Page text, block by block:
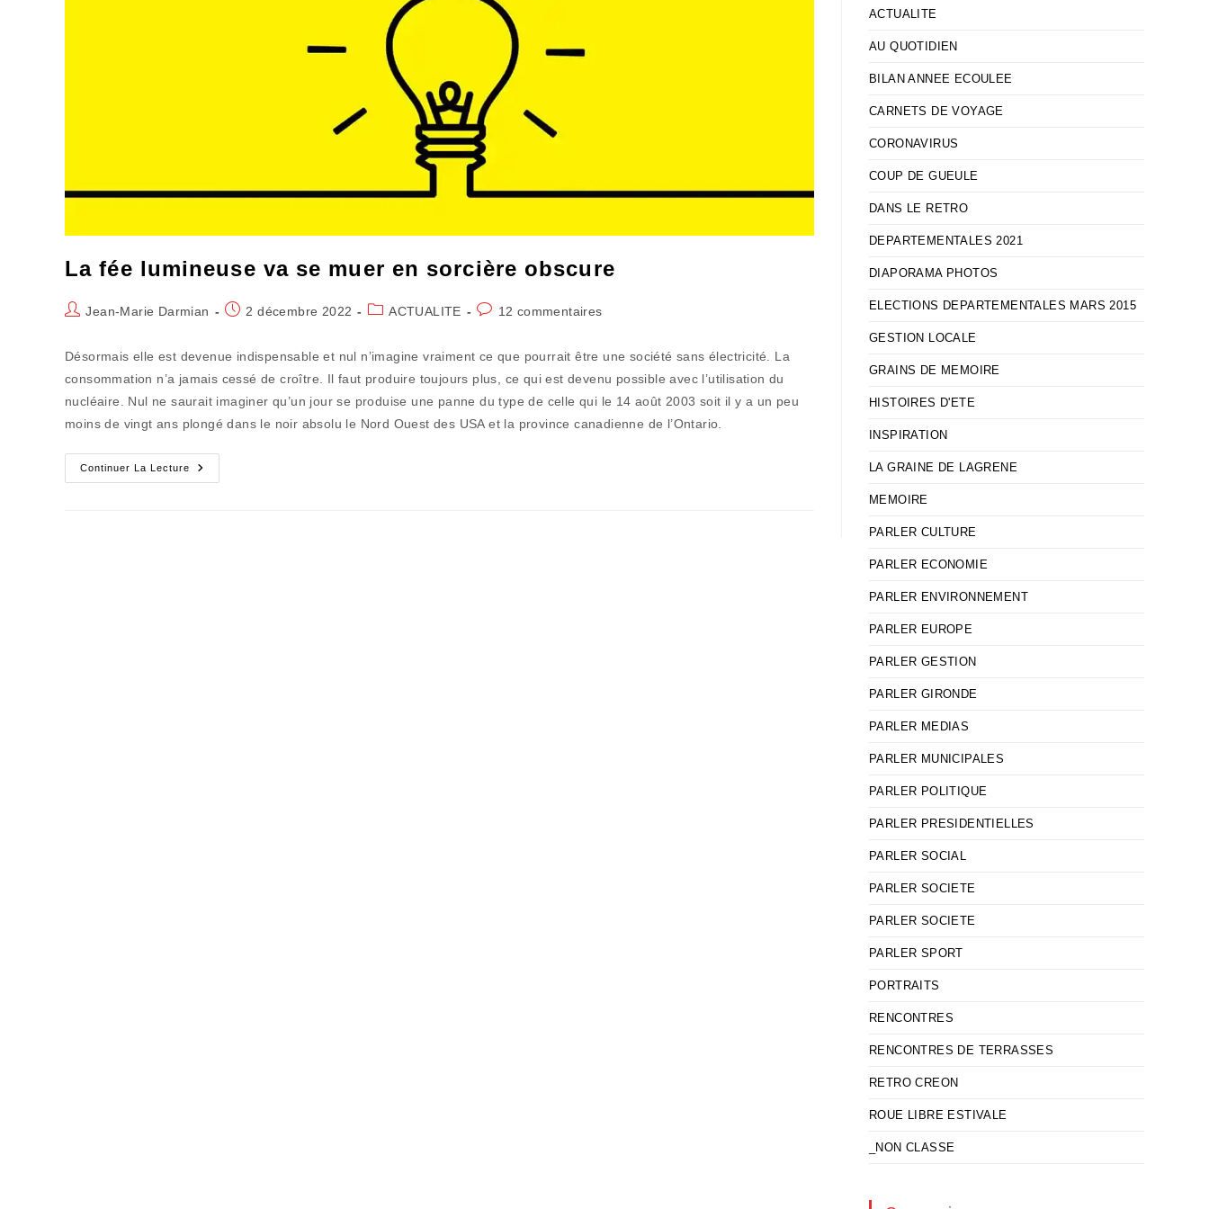
La fée lumineuse va se muer en sorcière obscure
Auteur/autrice
publication :
Jean-Marie Darmian
Publication
2 décembre 2022
PostACTUALITE
Commentaires
publication :
12 commentaires
Désormais elle est devenue indispensable et nul n’imagine vraiment ce que pourrait être une société sans électricité. La
consommation n’a jamais cessé de croître. Il faut produire toujours plus, ce qui est devenu possible avec l’utilisation du
nucléaire. Nul ne saurait imaginer qu’un jour se produise une panne du type de celle qui le 14 août 2003 soit il y a un peu
moins de vingt ans plongé dans le noir absolu le Nord Ouest des USA et la province canadienne de l’Ontario.
Continuer La Lecture
La
Fée
ACTUALITE
AU QUOTIDIEN
BILAN ANNEE ECOULEE
CARNETS DE VOYAGE
CORONAVIRUS
COUP DE GUEULE
DANS LE RETRO
DEPARTEMENTALES 2021
DIAPORAMA PHOTOS
ELECTIONS DEPARTEMENTALES MARS 2015
GESTION LOCALE
GRAINS DE MEMOIRE
HISTOIRES D'ETE
INSPIRATION
LA GRAINE DE LAGRENE
MEMOIRE
PARLER CULTURE
PARLER ECONOMIE
PARLER ENVIRONNEMENT
PARLER EUROPE
PARLER GESTION
PARLER GIRONDE
PARLER MEDIAS
PARLER MUNICIPALES
PARLER POLITIQUE
PARLER PRESIDENTIELLES
PARLER SOCIAL
PARLER SOCIETE
PARLER SOCIETE
PARLER SPORT
PORTRAITS
RENCONTRES
RENCONTRES DE TERRASSES
RETRO CREON
ROUE LIBRE ESTIVALE
_NON CLASSE